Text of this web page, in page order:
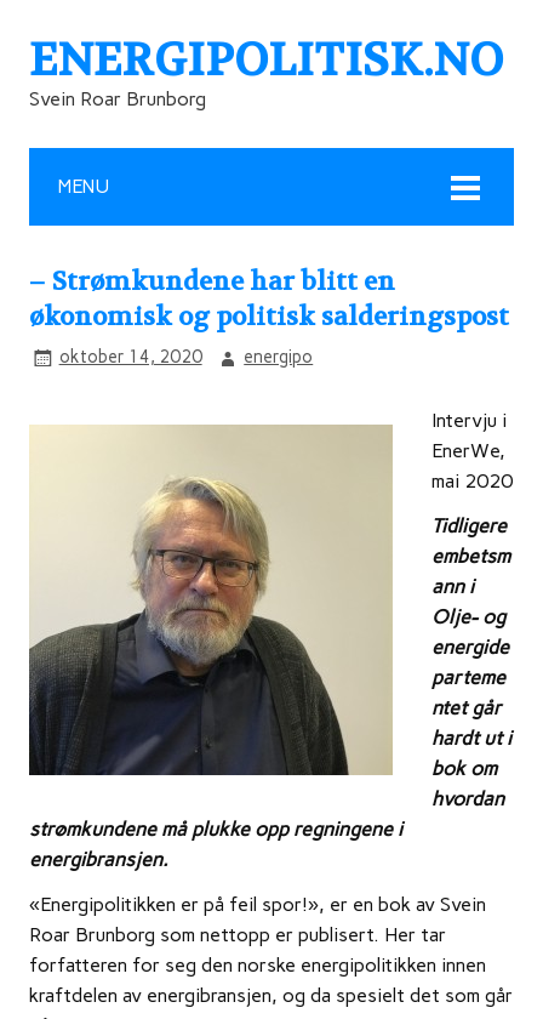
ENERGIPOLITISK.NO
Svein Roar Brunborg
MENU
– Strømkundene har blitt en
økonomisk og politisk salderingspost
oktober 14, 2020 energipo
Intervju i
EnerWe,
mai 2020
Tidligere
embetsm
ann i
Olje- og
energide
parteme
ntet går
hardt ut i
bok om
hvordan
strømkundene må plukke opp regningene i
energibransjen.
«Energipolitikken er på feil spor!», er en bok av Svein
Roar Brunborg som nettopp er publisert. Her tar
forfatteren for seg den norske energipolitikken innen
kraftdelen av energibransjen, og da spesielt det som går